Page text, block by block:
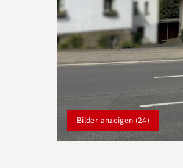
Bilder anzeigen (24)